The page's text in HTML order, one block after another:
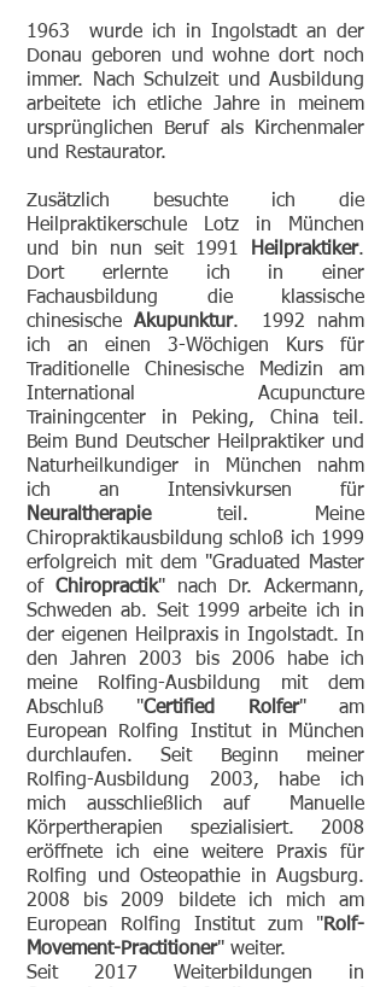
1963 wurde ich in Ingolstadt an der
Donau geboren und wohne dort noch
immer. Nach Schulzeit und Ausbildung
arbeitete ich etliche Jahre in meinem
ursprünglichen Beruf als Kirchenmaler
und Restaurator.
Zusätzlich besuchte ich die
Heilpraktikerschule Lotz in München
und bin nun seit 1991
Heilpraktiker.
Dort erlernte ich in einer
Fachausbildung die klassische
chinesische Akupunktur. 1992 nahm
ich an einen 3-Wöchigen Kurs für
Traditionelle Chinesische Medizin am
International Acupuncture
Trainingcenter in Peking, China teil.
Beim Bund Deutscher Heilpraktiker und
Naturheilkundiger in München nahm
ich an Intensivkursen für
Neuraltherapie teil. Meine
Chiropraktikausbildung schloß ich 1999
erfolgreich mit dem "Graduated Master
of Chiropractik" nach Dr. Ackermann,
Schweden ab. Seit 1999 arbeite ich in
der eigenen Heilpraxis in Ingolstadt. In
den Jahren 2003 bis 2006 habe ich
meine Rolfing-Ausbildung mit dem
Abschluß "Certified Rolfer" am
European Rolfing Institut in München
durchlaufen. Seit Beginn meiner
Rolfing-Ausbildung 2003, habe ich
mich ausschließlich auf Manuelle
Körpertherapien spezialisiert. 2008
eröffnete ich eine weitere Praxis für
Rolfing und Osteopathie in Augsburg.
2008 bis 2009 bildete ich mich am
European Rolfing Institut zum "Rolf-
Movement-Practitioner" weiter.
Seit 2017 Weiterbildungen in